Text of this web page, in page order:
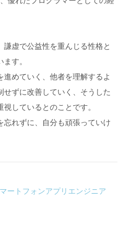
虚で公益性を重んじる性格と
す。
めていく、他者を理解するよ
せずに改善していく、そうした
しているとのことです。
忘れずに、自分も頑張っていけ
ートフォンアプリエンジニア